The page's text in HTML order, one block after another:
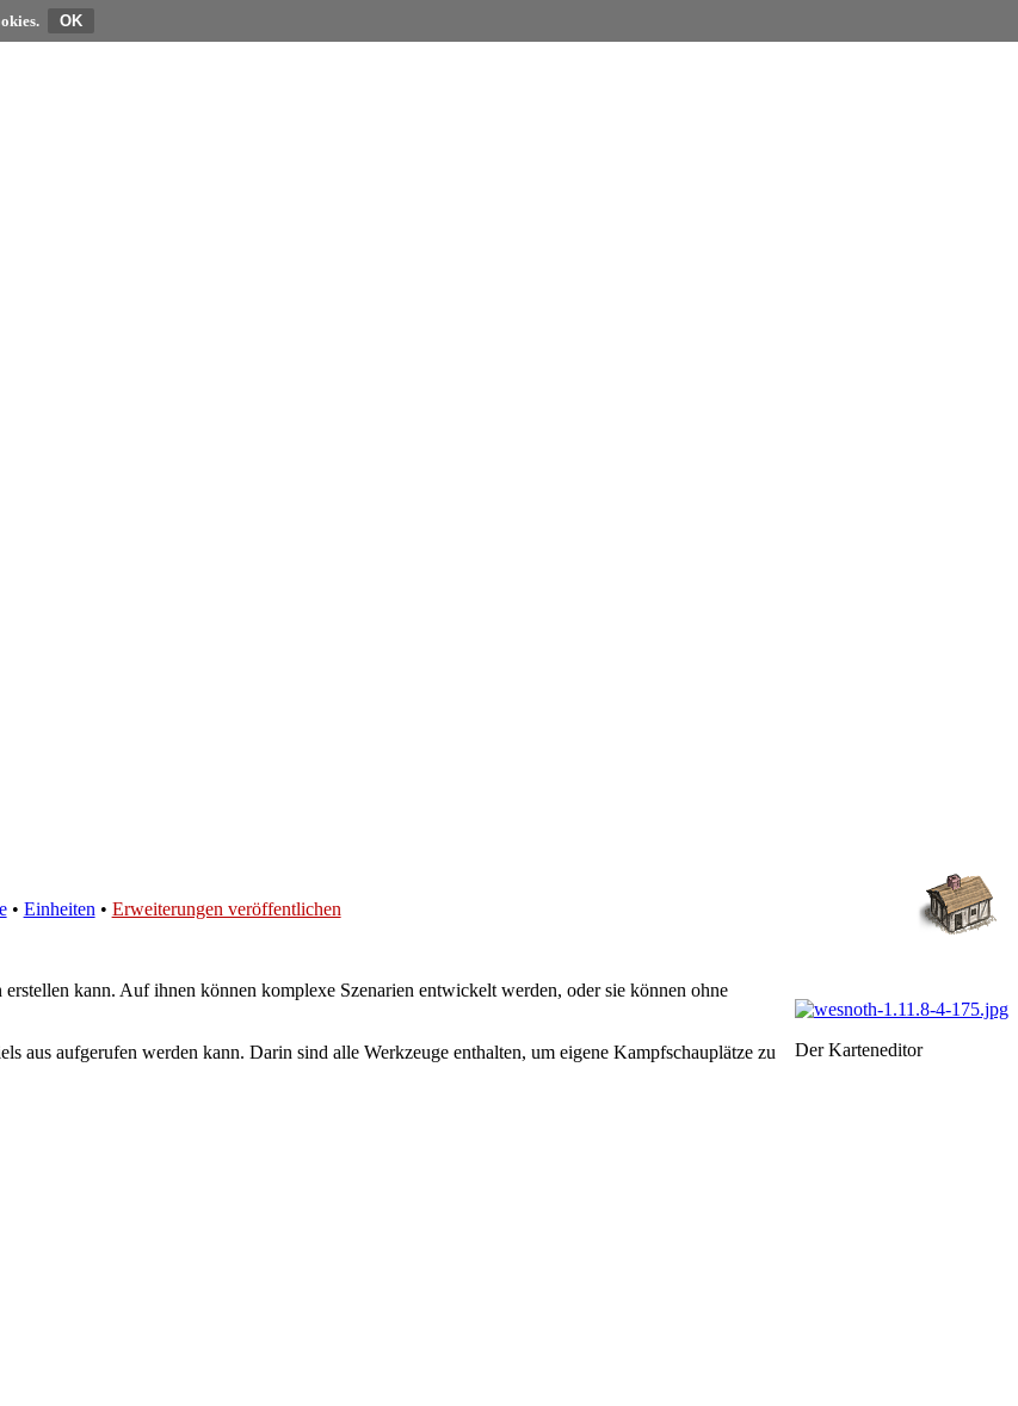
• Einheiten • Erweiterungen veröffentlichen
Der Karteneditor
kann. Auf ihnen können komplexe Szenarien entwickelt werden, oder sie können ohne
aus aufgerufen werden kann. Darin sind alle Werkzeuge enthalten, um eigene Kampfschauplätze zu